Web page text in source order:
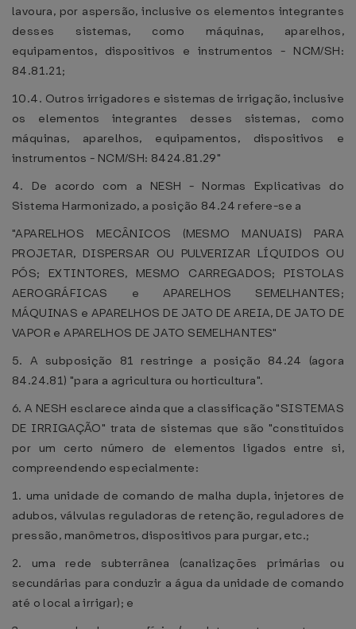
lavoura, por aspersão, inclusive os elementos integrantes
desses sistemas, como máquinas, aparelhos,
equipamentos, dispositivos e instrumentos - NCM/SH:
84.81.21;
10.4. Outros irrigadores e sistemas de irrigação, inclusive
os elementos integrantes desses sistemas, como
máquinas, aparelhos, equipamentos, dispositivos e
instrumentos - NCM/SH: 8424.81.29"
4. De acordo com a NESH - Normas Explicativas do
Sistema Harmonizado, a posição 84.24 refere-se a
"APARELHOS MECÂNICOS (MESMO MANUAIS) PARA
PROJETAR, DISPERSAR OU PULVERIZAR LÍQUIDOS OU
PÓS; EXTINTORES, MESMO CARREGADOS; PISTOLAS
AEROGRÁFICAS e APARELHOS SEMELHANTES;
MÁQUINAS e APARELHOS DE JATO DE AREIA, DE JATO DE
VAPOR e APARELHOS DE JATO SEMELHANTES"
5. A subposição 81 restringe a posição 84.24 (agora
84.24.81) "para a agricultura ou horticultura".
6. A NESH esclarece ainda que a classificação "SISTEMAS
DE IRRIGAÇÃO" trata de sistemas que são "constituídos
por um certo número de elementos ligados entre si,
compreendendo especialmente:
1. uma unidade de comando de malha dupla, injetores de
adubos, válvulas reguladoras de retenção, reguladores de
pressão, manômetros, dispositivos para purgar, etc.;
2. uma rede subterrânea (canalizações primárias ou
secundárias para conduzir a água da unidade de comando
até o local a irrigar); e